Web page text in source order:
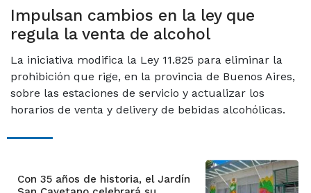
Impulsan cambios en la ley que
regula la venta de alcohol
La iniciativa modifica la Ley 11.825 para eliminar la
prohibición que rige, en la provincia de Buenos Aires,
sobre las estaciones de servicio y actualizar los
horarios de venta y delivery de bebidas alcohólicas.
Con 35 años de historia, el Jardín